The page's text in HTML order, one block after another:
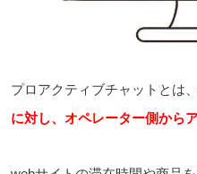
プロアクティブチャットとは、
に対し、オペレーター側から